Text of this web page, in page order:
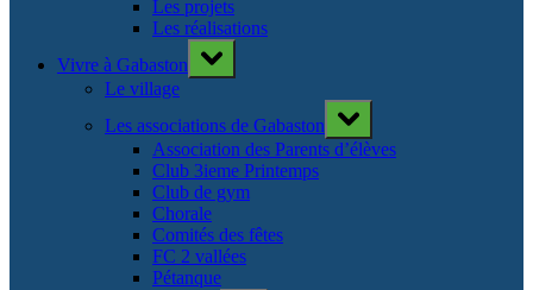
Les projets
Les réalisations
Vivre à Gabaston
Toggle
sub-
Le village
Les associations de Gabaston
Toggle
sub-
menu
Association des Parents d’élèves
Club 3ieme Printemps
Club de gym
Chorale
Comités des fêtes
FC 2 vallées
Pétanque